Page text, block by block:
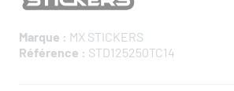
Marque : MX STICKERS
Référence : STD125250TC14